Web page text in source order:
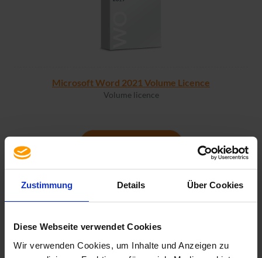
Zustimmung Details Über Cookies
Diese Webseite verwendet Cookies
Wir verwenden Cookies, um Inhalte und Anzeigen zu
Microsoft Word 2021 Volume Licence
Volume licence